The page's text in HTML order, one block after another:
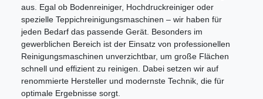
aus. Egal ob Bodenreiniger, Hochdruckreiniger oder
spezielle Teppichreinigungsmaschinen – wir haben für
jeden Bedarf das passende Gerät. Besonders im
gewerblichen Bereich ist der Einsatz von professionellen
Reinigungsmaschinen unverzichtbar, um große Flächen
schnell und effizient zu reinigen. Dabei setzen wir auf
renommierte Hersteller und modernste Technik, die für
optimale Ergebnisse sorgt.